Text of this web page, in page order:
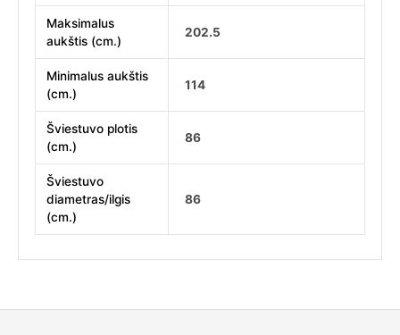
Maksimalus
aukštis (cm.)
202.5
Minimalus aukštis
(cm.)
114
Šviestuvo plotis
(cm.)
86
Šviestuvo
diametras/ilgis
(cm.)
86